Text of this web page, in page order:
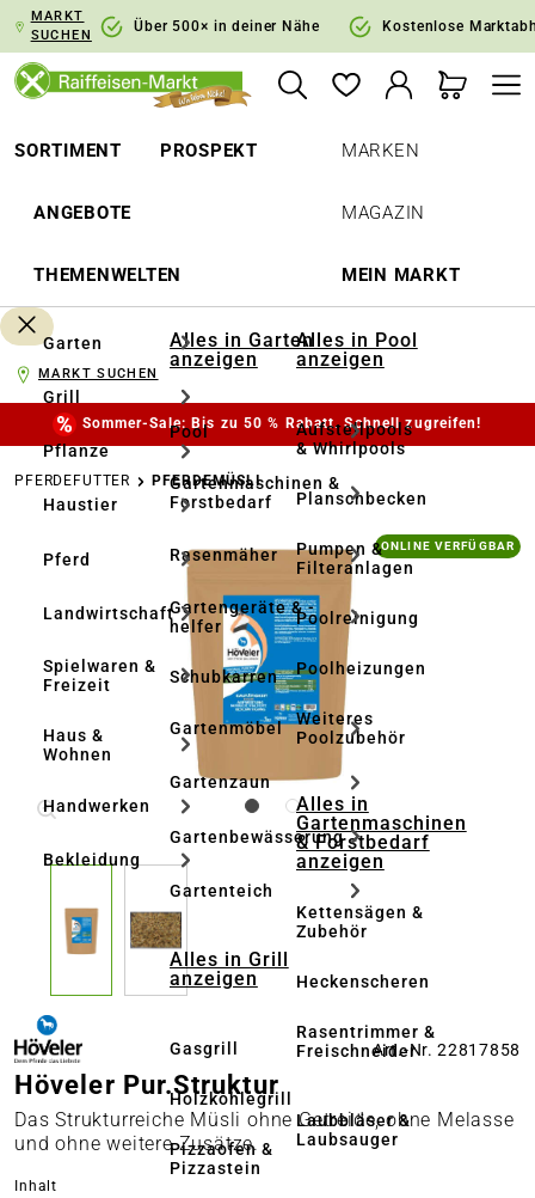
Zur Hauptnavigation springen
MARKT
SUCHEN
Über 500× in deiner Nähe Kostenlose
SORTIMENT PROSPEKT
ANGEBOTE
THEMENWELTEN
MARKEN
MAGAZIN
MEIN MARKT
Garten
Grill
Pflanze
Haustier
Pferd
Landwirtschaft
Spielwaren &
Freizeit
Haus &
Wohnen
Handwerken
Bekleidung
Alles in Garten
anzeigen
Pool
Gartenmaschinen &
Forstbedarf
Rasenmäher
Gartengeräte & -
helfer
Schubkarren
Gartenmöbel
Gartenzaun
Gartenbewässerung
Gartenteich
Alles in Grill
anzeigen
Gasgrill
Holzkohlegrill
Pizzaofen &
Pizzastein
Alles in Pool
anzeigen
Aufstellpools
& Whirlpools
Planschbecken
Pumpen &
Filteranlagen
Poolreinigung
Poolheizungen
Weiteres
Poolzubehör
Alles in
Gartenmaschinen
& Forstbedarf
anzeigen
Kettensägen &
Zubehör
Heckenscheren
Rasentrimmer &
Freischneider
Laubbläser &
Laubsauger
MARKT SUCHEN
Sommer-Sale: Bis zu 50 % Rabatt. Schnell zugreifen!
PFERDEFUTTER PFERDEMÜSLI
Bildergalerie überspringen ONLINE VERFÜGBAR
Art.-Nr. 22817858
Höveler Pur.Struktur
Das Strukturreiche Müsli ohne Getreide, ohne Melasse
und ohne weitere Zusätze.
Inhalt